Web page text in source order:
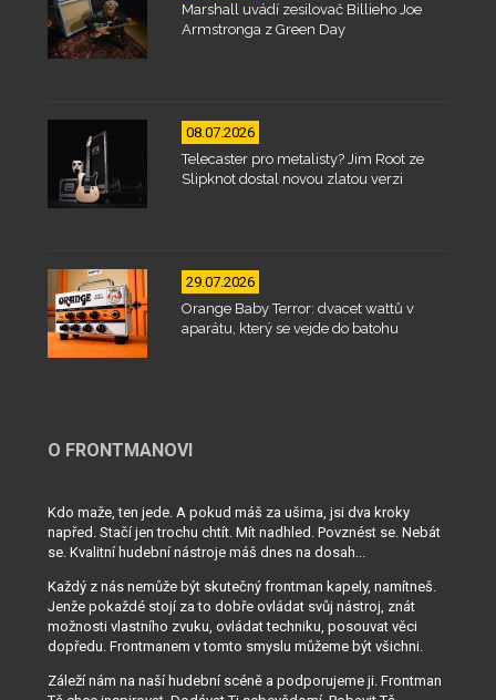
Marshall uvádí zesilovač Billieho Joe
Armstronga z Green Day
08.07.2026
Telecaster pro metalisty? Jim Root ze
Slipknot dostal novou zlatou verzi
29.07.2026
Orange Baby Terror: dvacet wattů v
aparátu, který se vejde do batohu
O FRONTMANOVI
Kdo maže, ten jede. A pokud máš za ušima, jsi dva kroky
napřed. Stačí jen trochu chtít. Mít nadhled. Povznést se. Nebát
se. Kvalitní hudební nástroje máš dnes na dosah...
Každý z nás nemůže být skutečný frontman kapely, namítneš.
Jenže pokaždé stojí za to dobře ovládat svůj nástroj, znát
možnosti vlastního zvuku, ovládat techniku, posouvat věci
dopředu. Frontmanem v tomto smyslu můžeme být všichni.
Záleží nám na naší hudební scéně a podporujeme ji. Frontman